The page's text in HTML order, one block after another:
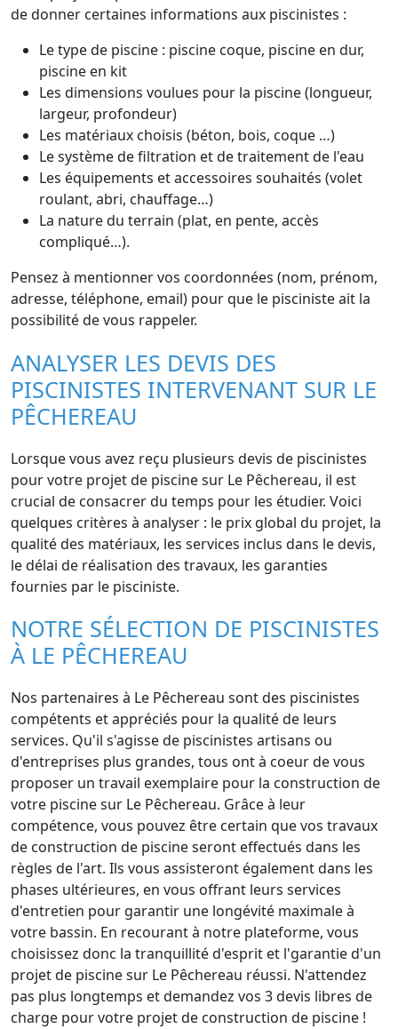
de donner certaines informations aux piscinistes :
Le type de piscine : piscine coque, piscine en dur,
piscine en kit
Les dimensions voulues pour la piscine (longueur,
largeur, profondeur)
Les matériaux choisis (béton, bois, coque …)
Le système de filtration et de traitement de l'eau
Les équipements et accessoires souhaités (volet
roulant, abri, chauffage…)
La nature du terrain (plat, en pente, accès
compliqué…).
Pensez à mentionner vos coordonnées (nom, prénom,
adresse, téléphone, email) pour que le pisciniste ait la
possibilité de vous rappeler.
ANALYSER LES DEVIS DES
PISCINISTES INTERVENANT SUR LE
PÊCHEREAU
Lorsque vous avez reçu plusieurs devis de piscinistes
pour votre projet de piscine sur Le Pêchereau, il est
crucial de consacrer du temps pour les étudier. Voici
quelques critères à analyser : le prix global du projet, la
qualité des matériaux, les services inclus dans le devis,
le délai de réalisation des travaux, les garanties
fournies par le pisciniste.
NOTRE SÉLECTION DE PISCINISTES
À LE PÊCHEREAU
Nos partenaires à Le Pêchereau sont des piscinistes
compétents et appréciés pour la qualité de leurs
services. Qu'il s'agisse de piscinistes artisans ou
d'entreprises plus grandes, tous ont à coeur de vous
proposer un travail exemplaire pour la construction de
votre piscine sur Le Pêchereau. Grâce à leur
compétence, vous pouvez être certain que vos travaux
de construction de piscine seront effectués dans les
règles de l'art. Ils vous assisteront également dans les
phases ultérieures, en vous offrant leurs services
d'entretien pour garantir une longévité maximale à
votre bassin. En recourant à notre plateforme, vous
choisissez donc la tranquillité d'esprit et l'garantie d'un
projet de piscine sur Le Pêchereau réussi. N'attendez
pas plus longtemps et demandez vos 3 devis libres de
charge pour votre projet de construction de piscine !